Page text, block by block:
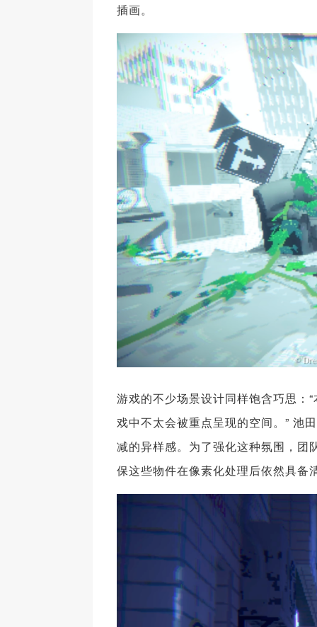
插画。
游戏的不少场景设计同样饱含巧思
戏中不太会被重点呈现的空间。”
减的异样感。为了强化这种氛围，团
保这些物件在像素化处理后依然具备